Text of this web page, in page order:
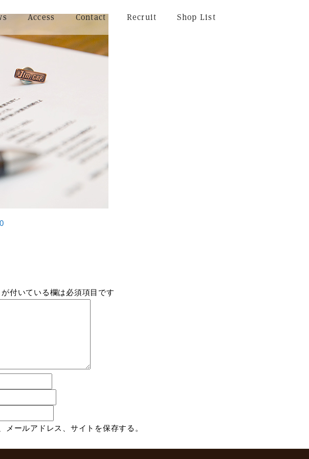
Access Contact Recruit Shop List
が付いている欄は必須項目です
ールアドレス、サイトを保存する。